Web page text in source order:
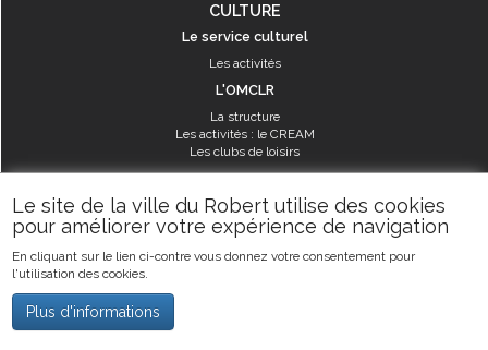
Le site de la ville du Robert utilise des cookies
pour améliorer votre expérience de navigation
En cliquant sur le lien ci-contre vous donnez votre consentement pour
l'utilisation des cookies.
Plus d'informations
CULTURE
Le service culturel
Les activités
L'OMCLR
La structure
Les activités : le CREAM
Les clubs de loisirs
SPORT
Les équipements sportifs
Les aménagements municipaux
Les activités